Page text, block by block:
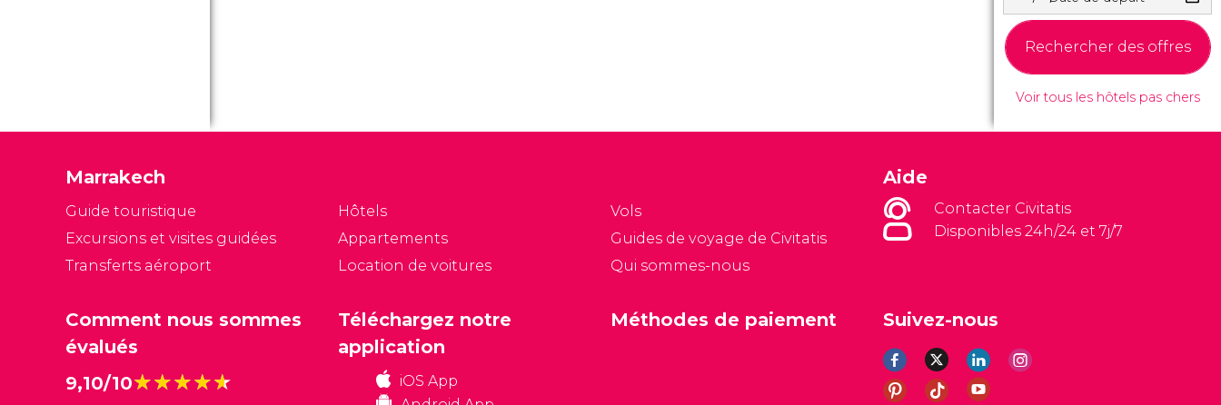
Rechercher des offres
Voir tous les hôtels pas chers
Marrakech
Guide touristique
Excursions et visites guidées
Transferts aéroport
Hôtels
Appartements
Location de voitures
Vols
Guides de voyage de Civitatis
Qui sommes-nous
Aide
Contacter Civitatis
Disponibles 24h/24 et 7j/7
Comment nous sommes
évalués
9,10/10★★★★★
★★★★★
Suivez-nous
Téléchargez notre
application
iOS App
Méthodes de paiement